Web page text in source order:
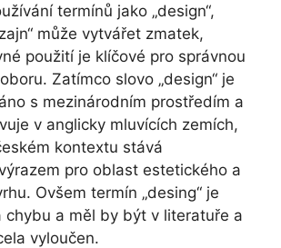
termínů jako „design“,
může vytvářet zmatek,
použití je klíčové pro správnou
Zatímco slovo „design“ je
s mezinárodním prostředím a
v anglicky mluvících zemích,
kontextu stává
pro oblast estetického a
Ovšem termín „desing“ je
chybu a měl by být v literatuře a
vyloučen.